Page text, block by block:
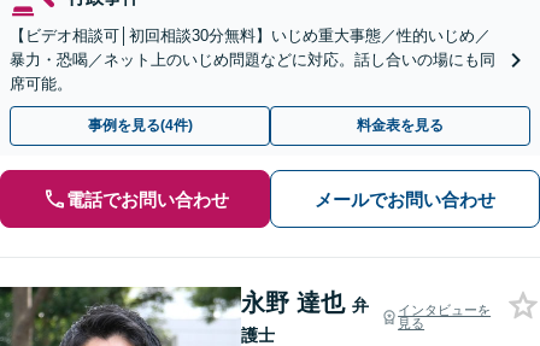
【ビデオ相談可│初回相談30分無料】いじめ重大事態／性的いじめ／
暴力・恐喝／ネット上のいじめ問題などに対応。話し合いの場にも同
席可能。
事例を見る(4件) 料金表を見る
電話でお問い合わせ メールでお問い合わせ
永野 達也 弁
護士
インタビューを
見る